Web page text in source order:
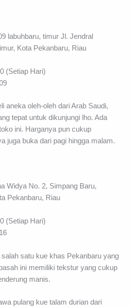
labuhbaru, timur Jl. Jendral
Kota Pekanbaru, Riau
(Setiap Hari)
aneka oleh-oleh dari Arab Saudi,
tepat untuk dikunjungi lho. Ada
ini. Harganya pun cukup
juga buka dari pagi hingga malam.
Widya No. 2, Simpang Baru,
Pekanbaru, Riau
(Setiap Hari)
satu kue khas Pekanbaru yang
ini memiliki tekstur yang cukup
manis.
pulang kue talam durian dari